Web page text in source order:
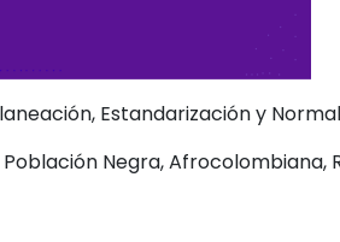
Estandarización y
Negra, Afrocolombiana,